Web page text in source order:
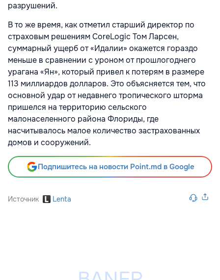
разрушений.
В то же время, как отметил старший директор по
страховым решениям CoreLogic Том Ларсен,
суммарный ущерб от «Идалии» окажется гораздо
меньше в сравнении с уроном от прошлогоднего
урагана «Ян», который привел к потерям в размере
113 миллиардов долларов. Это объясняется тем, что
основной удар от недавнего тропического шторма
пришелся на территорию сельского
малонаселенного района Флориды, где
насчитывалось малое количество застрахованных
домов и сооружений.
Подпишитесь на новости Point.md в Google
Источник Lenta